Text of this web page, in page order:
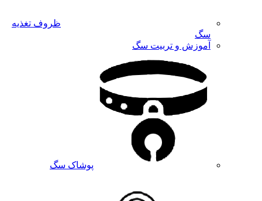
ظروف تغذیه
سگ
آموزش و تربیت سگ
پوشاک سگ